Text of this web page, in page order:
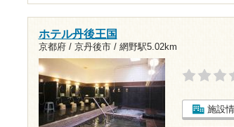
ホテル丹後王国
京都府 / 京丹後市 / 網野駅5.02km
施設